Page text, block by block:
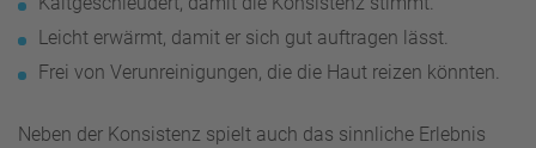
Leicht erwärmt, damit er sich gut auftragen lässt.
Frei von Verunreinigungen, die die Haut reizen könnten.
Neben der Konsistenz spielt auch das sinnliche Erlebnis